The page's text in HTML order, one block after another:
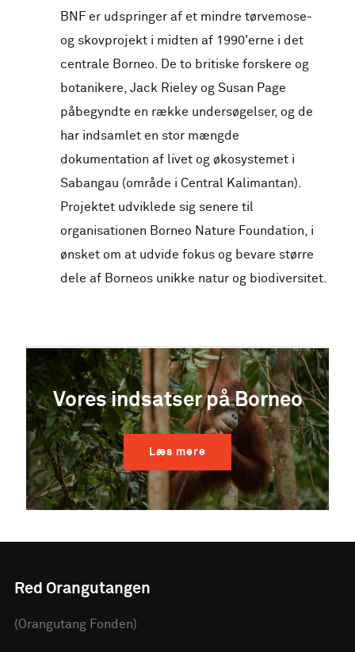
BNF er udspringer af et mindre tørvemose-
og skovprojekt i midten af 1990'erne i det
centrale Borneo. De to britiske forskere og
botanikere, Jack Rieley og Susan Page
påbegyndte en række undersøgelser, og de
har indsamlet en stor mængde
dokumentation af livet og økosystemet i
Sabangau (område i Central Kalimantan).
Projektet udviklede sig senere til
organisationen Borneo Nature Foundation, i
ønsket om at udvide fokus og bevare større
dele af Borneos unikke natur og biodiversitet.
Vores indsatser på Borneo
Læs mere
Red Orangutangen
(Orangutang Fonden)